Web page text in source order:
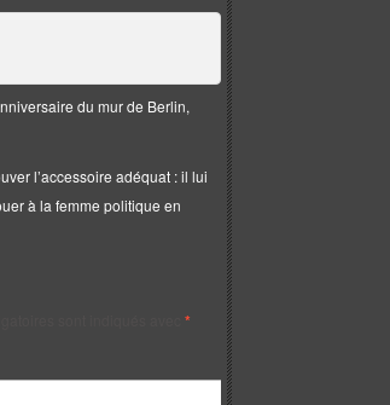
du mur de Berlin,
l’accessoire adéquat : il lui
à la femme politique en
*